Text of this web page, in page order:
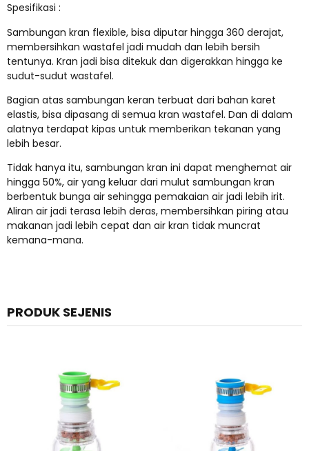
Spesifikasi :
Sambungan kran flexible, bisa diputar hingga 360 derajat,
membersihkan wastafel jadi mudah dan lebih bersih
tentunya. Kran jadi bisa ditekuk dan digerakkan hingga ke
sudut-sudut wastafel.
Bagian atas sambungan keran terbuat dari bahan karet
elastis, bisa dipasang di semua kran wastafel. Dan di dalam
alatnya terdapat kipas untuk memberikan tekanan yang
lebih besar.
Tidak hanya itu, sambungan kran ini dapat menghemat air
hingga 50%, air yang keluar dari mulut sambungan kran
berbentuk bunga air sehingga pemakaian air jadi lebih irit.
Aliran air jadi terasa lebih deras, membersihkan piring atau
makanan jadi lebih cepat dan air kran tidak muncrat
kemana-mana.
PRODUK SEJENIS